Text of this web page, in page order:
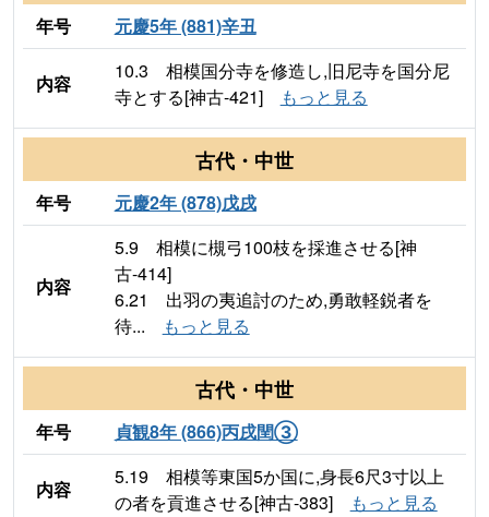
年号 元慶5年 (881)辛丑
内容
10.3 相模国分寺を修造し,旧尼寺を国分尼
寺とする[神古-421]
もっと見る
古代・中世
年号 元慶2年 (878)戊戌
内容
5.9 相模に槻弓100枝を採進させる[神
古-414]
6.21 出羽の夷追討のため,勇敢軽鋭者を
待...
もっと見る
古代・中世
年号 貞観8年 (866)丙戌閏③
内容
5.19 相模等東国5か国に,身長6尺3寸以上
の者を貢進させる[神古-383]
もっと見る